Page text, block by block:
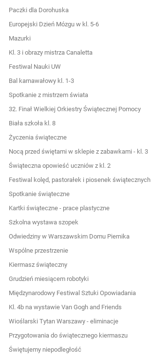
Paczki dla Dorohuska
Europejski Dzień Mózgu w kl. 5-6
Mazurki
Kl. 3 i obrazy mistrza Canaletta
Festiwal Nauki UW
Bal karnawałowy kl. 1-3
Spotkanie z mistrzem świata
32. Finał Wielkiej Orkiestry Świątecznej Pomocy
Biała szkoła kl. 8
Życzenia świąteczne
Nocą przed świętami w sklepie z zabawkami - kl. 3
Świąteczna opowieść uczniów z kl. 2
Festiwal kolęd, pastorałek i piosenek świątecznych
Spotkanie świąteczne
Kartki świąteczne - prace plastyczne
Szkolna wystawa szopek
Odwiedziny w Warszawskim Domu Piernika
Wspólne przestrzenie
Kiermasz świąteczny
Grudzień miesiącem robotyki
Międzynarodowy Festiwal Sztuki Opowiadania
Kl. 4b na wystawie Van Gogh and Friends
Wioślarski Tytan Warszawy - eliminacje
Przygotowania do świątecznego kiermaszu
Świętujemy niepodległość